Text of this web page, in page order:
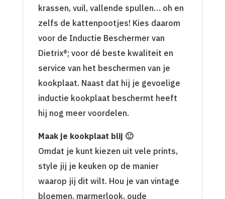
krassen, vuil, vallende spullen… oh en
zelfs de kattenpootjes! Kies daarom
voor de Inductie Beschermer van
Dietrix®; voor dé beste kwaliteit en
service van het beschermen van je
kookplaat. Naast dat hij je gevoelige
inductie kookplaat beschermt heeft
hij nog meer voordelen.
Maak je kookplaat blij 🙂
Omdat je kunt kiezen uit vele prints,
style jij je keuken op de manier
waarop jij dit wilt. Hou je van vintage
bloemen, marmerlook, oude